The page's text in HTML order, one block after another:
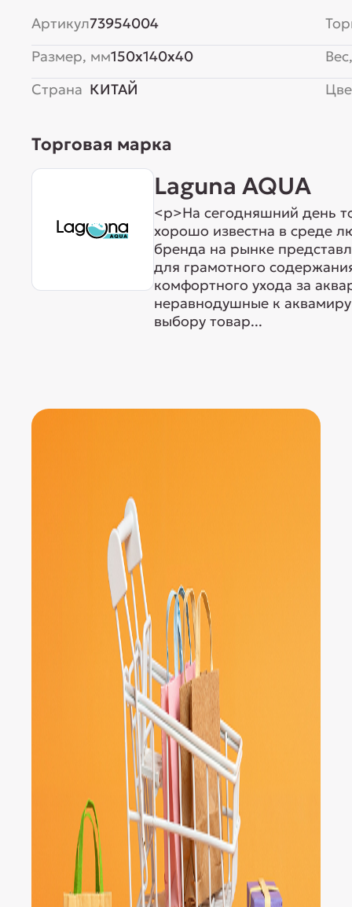
Артикул73954004
Размер, мм150x140x40
Страна КИТАЙ
Торговая марка
Laguna AQUA
<p>На сегодняшний день
хорошо известна в среде
бренда на рынке
для грамотного
комфортного ухода за
неравнодушные к
выбору товар...